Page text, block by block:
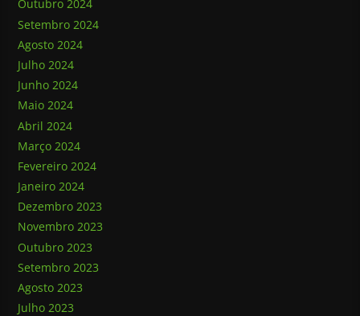
Outubro 2024
Setembro 2024
Agosto 2024
Julho 2024
Junho 2024
Maio 2024
Abril 2024
Março 2024
Fevereiro 2024
Janeiro 2024
Dezembro 2023
Novembro 2023
Outubro 2023
Setembro 2023
Agosto 2023
Julho 2023